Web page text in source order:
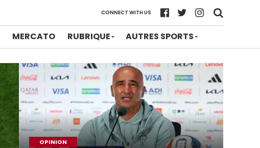
CONNECT WITH US
MERCATO RUBRIQUE AUTRES SPORTS
OPINION